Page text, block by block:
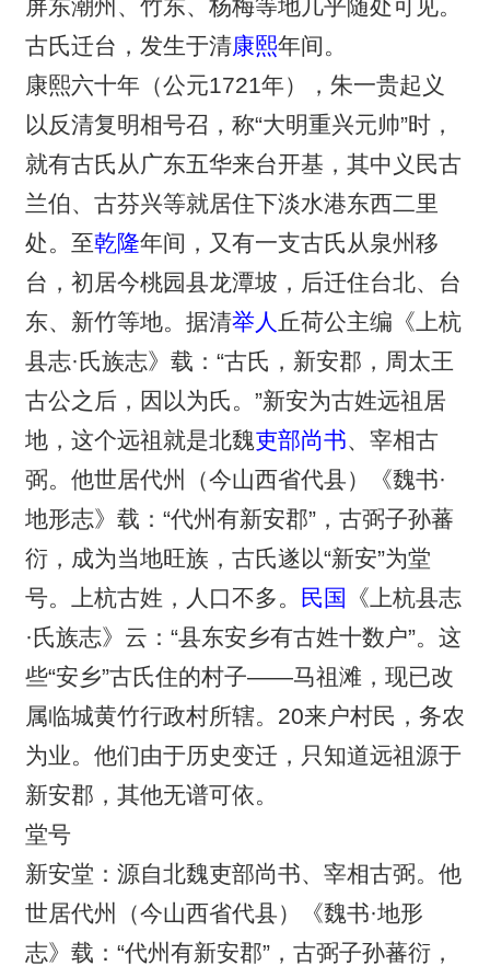
屏东潮州、竹东、杨梅等地几乎随处可见。
古氏迁台，发生于清康熙年间。
康熙六十年（公元1721年），朱一贵起义
以反清复明相号召，称“大明重兴元帅”时，
就有古氏从广东五华来台开基，其中义民古
兰伯、古芬兴等就居住下淡水港东西二里
处。至乾隆年间，又有一支古氏从泉州移
台，初居今桃园县龙潭坡，后迁住台北、台
东、新竹等地。据清举人 丘荷公主编《上杭
县志·氏族志》载：“古氏，新安郡，周太王
古公之后，因以为氏。”新安为古姓远祖居
地，这个远祖就是北魏吏部尚书、宰相古
弼。他世居代州（今山西省代县）《魏书·
地形志》载：“代州有新安郡”，古弼子孙蕃
衍，成为当地旺族，古氏遂以“新安”为堂
号。上杭古姓，人口不多。
民国
《上杭县志
·氏族志》云：“县东安乡有古姓十数户”。这
些“安乡”古氏住的村子——马祖滩，现已改
属临城黄竹行政村所辖。20来户村民，务农
为业。他们由于历史变迁，只知道远祖源于
新安郡，其他无谱可依。
堂号
新安堂：源自北魏吏部尚书、宰相古弼。他
世居代州（今山西省代县）《魏书·地形
志》载：“代州有新安郡”，古弼子孙蕃衍，